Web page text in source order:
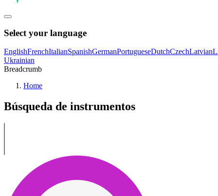
Select your language
EnglishFrenchItalianSpanishGermanPortugueseDutchCzechLatvian
Ukrainian
Breadcrumb
Home
Búsqueda de instrumentos